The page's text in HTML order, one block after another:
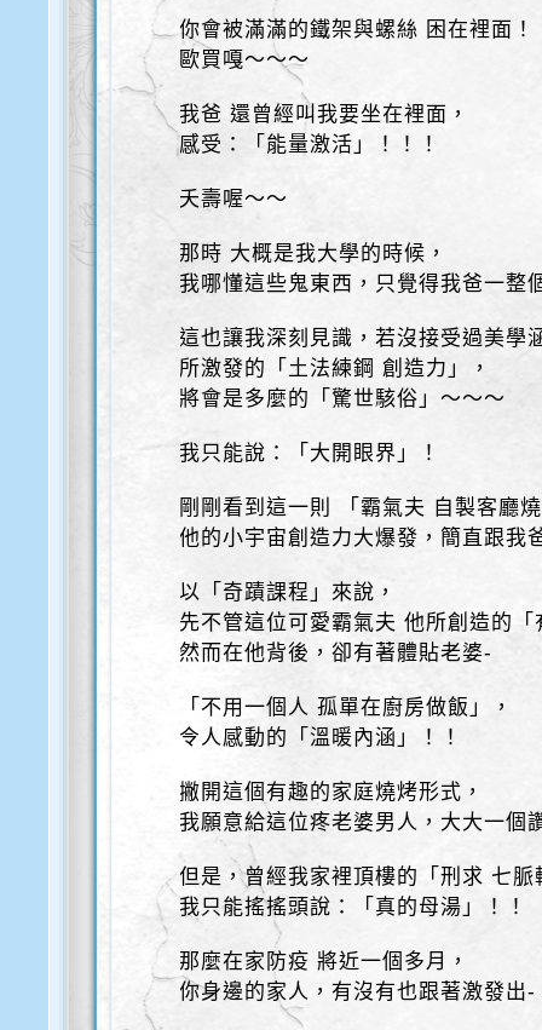
你會被滿滿的鐵架與螺絲 困在裡面！
歐買嘎～～～
我爸 還曾經叫我要坐在裡面，
感受：「能量激活」！！！
夭壽喔～～
那時 大概是我大學的時候，
我哪懂這些鬼東西，只覺得我爸一整
這也讓我深刻見識，若沒接受過美學
所激發的「土法練鋼 創造力」，
將會是多麼的「驚世駭俗」～～～
我只能說：「大開眼界」！
剛剛看到這一則 「霸氣夫 自製客廳
他的小宇宙創造力大爆發，簡直跟我
以「奇蹟課程」來說，
先不管這位可愛霸氣夫 他所創造的「
然而在他背後，卻有著體貼老婆-
「不用一個人 孤單在廚房做飯」，
令人感動的「溫暖內涵」！！
撇開這個有趣的家庭燒烤形式，
我願意給這位疼老婆男人，大大一個
但是，曾經我家裡頂樓的「刑求 七脈
我只能搖搖頭說：「真的母湯」！！
那麼在家防疫 將近一個多月，
你身邊的家人，有沒有也跟著激發出-